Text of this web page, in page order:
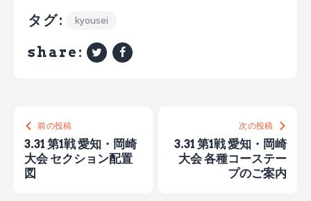
タグ: kyousei
share:
前の投稿
3.31 第1戦 愛知・岡崎
大会 セクション配置
図
次の投稿
3.31 第1戦 愛知・岡崎
大会 各種コーステー
プのご案内